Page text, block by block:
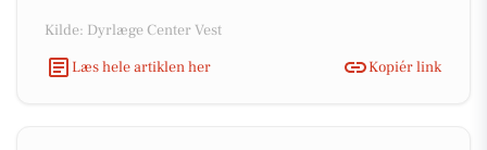
Kilde: Dyrlæge Center Vest
Læs hele artiklen her
Kopiér link